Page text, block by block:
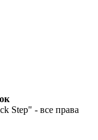
Step" - все права